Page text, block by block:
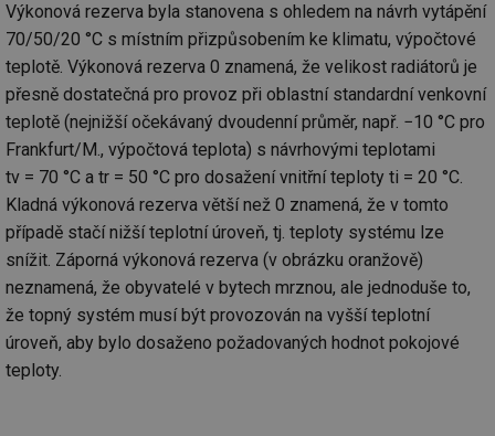
Výkonová rezerva byla stanovena s ohledem na návrh vytápění
70/50/20 °C s místním přizpůsobením ke klimatu, výpočtové
teplotě. Výkonová rezerva 0 znamená, že velikost radiátorů je
přesně dostatečná pro provoz při oblastní standardní venkovní
teplotě (nejnižší očekávaný dvoudenní průměr, např. −10 °C pro
Frankfurt/M., výpočtová teplota) s návrhovými teplotami
tv = 70 °C a tr = 50 °C pro dosažení vnitřní teploty ti = 20 °C.
Kladná výkonová rezerva větší než 0 znamená, že v tomto
případě stačí nižší teplotní úroveň, tj. teploty systému lze
snížit. Záporná výkonová rezerva (v obrázku oranžově)
neznamená, že obyvatelé v bytech mrznou, ale jednoduše to,
že topný systém musí být provozován na vyšší teplotní
úroveň, aby bylo dosaženo požadovaných hodnot pokojové
teploty.
Soubory cílení
Funkční soubory
Nezařazené soubory
Nezbytně nutné soubory cookie umožňují základní
funkce webových stránek, jako je přihlášení
uživatele a správa účtu. Webové stránky nelze bez
nezbytně nutných souborů cookie správně používat.
Název
Provider/
Doména
Vyprší
g_state
.forum.tzb-
info.cz
Zavřením
prohlížeče
g_csrf_token
.forum.tzb-
info.cz
prohlížeče